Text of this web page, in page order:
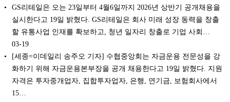
GS리테일은 오는 23일부터 4월6일까지 2026년 상반기 공개채용을
실시한다고 19일 밝혔다. GS리테일은 회사 미래 성장 동력을 창출
할 유통사업 인재를 확보하고, 청년 일자리 창출로 기업 사회…
03-19
[세종=이데일리 송주오 기자] 수협중앙회는 자금운용 전문성을 강
화하기 위해 자금운용본부장을 공개 채용한다고 19일 밝혔다. 지원
자격은 투자중개업자, 집합투자업자, 은행, 연기금, 보험회사에서
15…